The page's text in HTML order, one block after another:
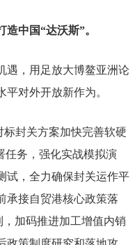
造中国“达沃斯”。
遇，用足放大博鳌亚洲论
对外开放新作为。
标封关方案加快完善软硬
任务，强化实战模拟演
试，全力确保封关运作平
承接自贸港核心政策落
，加码推进加工增值内销